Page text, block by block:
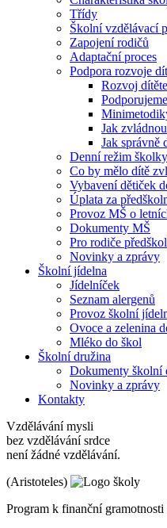
Třídy
Školní vzdělávací
Zapojení rodičů
Adaptační proces
Podpora rozvoje
Rozvoj
Jak
Jak správně
Denní režim školky
Co by mělo dítě
Vybavení dětiček
Úplata za
Provoz MŠ o
Dokumenty MŠ
Pro rodiče
Novinky a zprávy
Školní jídelna
Jídelníček
Seznam alergenů
Provoz školní
Ovoce a zelenina
Mléko do škol
Školní družina
Dokumenty školní
Novinky a zprávy
Kontakty
Vzdělávání mysli
bez vzdělávání srdce
není žádné vzdělávání.
(Aristoteles)
Program k finanční